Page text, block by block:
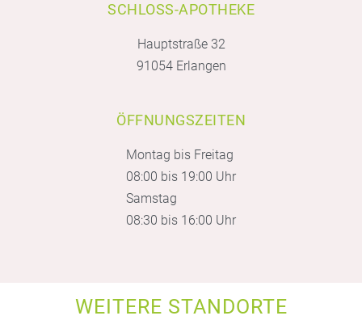
SCHLOSS-APOTHEKE
Hauptstraße 32
91054 Erlangen
ÖFFNUNGSZEITEN
Montag bis Freitag
08:00 bis 19:00 Uhr
Samstag
08:30 bis 16:00 Uhr
WEITERE STANDORTE